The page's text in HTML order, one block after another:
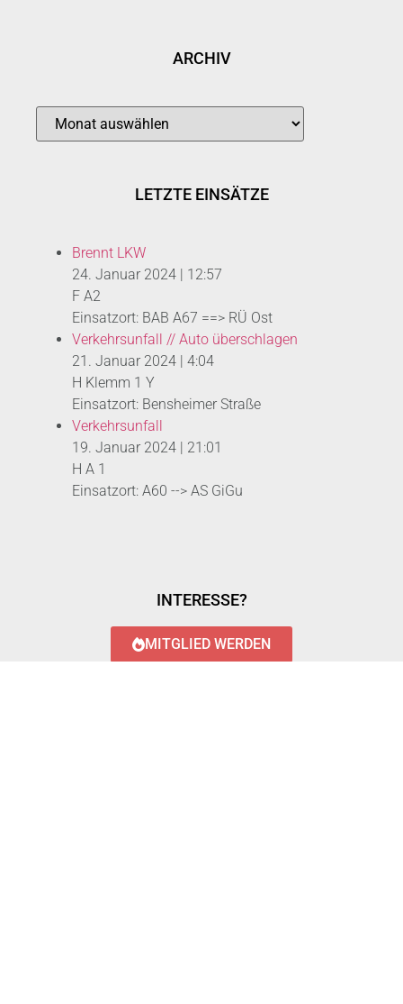
ARCHIV
LETZTE EINSÄTZE
Brennt LKW
24. Januar 2024 | 12:57
F A2
Einsatzort: BAB A67 ==> RÜ Ost
Verkehrsunfall // Auto überschlagen
21. Januar 2024 | 4:04
H Klemm 1 Y
Einsatzort: Bensheimer Straße
Verkehrsunfall
19. Januar 2024 | 21:01
H A 1
Einsatzort: A60 --> AS GiGu
INTERESSE?
MITGLIED WERDEN